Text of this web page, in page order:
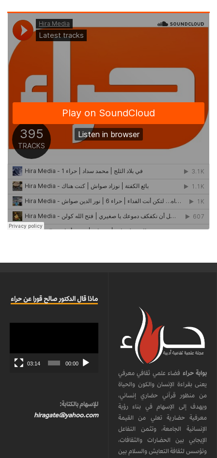
بوابة حراء فضاء علمي ثقافي معرفي
يعنى بقراءة الإنسان والكون والحياة
من منظور قرآني حضاري إنساني،
ويهدف إلى الإسهام في بناء رؤية
معرفية حضارية تعلي من القيمة
الإنسانية الجامعة، وتثمن التفاعل
الإيجابي بين الحضارات والثقافات،
وتؤسس لثقافة التعايش والسلام بين
ماذا قال الدكتور صالح قورا عن حراء
00:00
03:14
للإسهام بالكتابة:
hiragate@yahoo.com